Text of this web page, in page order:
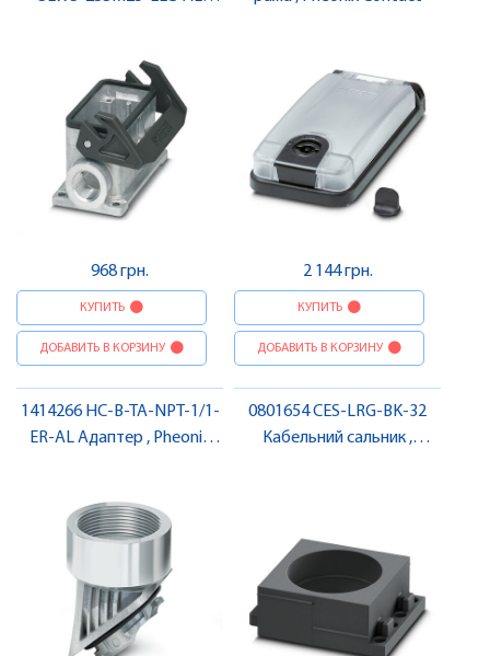
968 грн.
КУПИТЬ
ДОБАВИТЬ В КОРЗИНУ
2 144 грн.
КУПИТЬ
ДОБАВИТЬ В КОРЗИНУ
1414266 HC-B-TA-NPT-1/1-
ER-AL Адаптер , Pheonix
0801654 CES-LRG-BK-32
Кабельний сальник ,